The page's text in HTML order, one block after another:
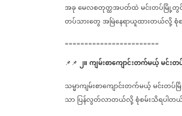
အခုမေလစတုတ္ထအပတ်ထဲမင်းတပ်မြို့တွင်
တပ်သားတွေအမြဲနေရာယူထားတယ်လို့စုံ
========================
📌📌 ၂။ကျမ်းစာကျောင်းတက်မယ့်မင်း
သမ္မာကျမ်းစာကျောင်းတက်မယ့်မင်းတပ်
သာပြန်လွတ်လာတယ်လို့စုံစမ်းသိရပါတ